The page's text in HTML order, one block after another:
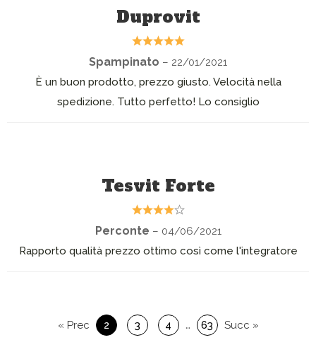
Duprovit
Spampinato – 22/01/2021
È un buon prodotto, prezzo giusto. Velocità nella
spedizione. Tutto perfetto! Lo consiglio
Tesvit Forte
Perconte – 04/06/2021
Rapporto qualità prezzo ottimo così come l'integratore
« Prec 2 3 4 … 63 Succ »